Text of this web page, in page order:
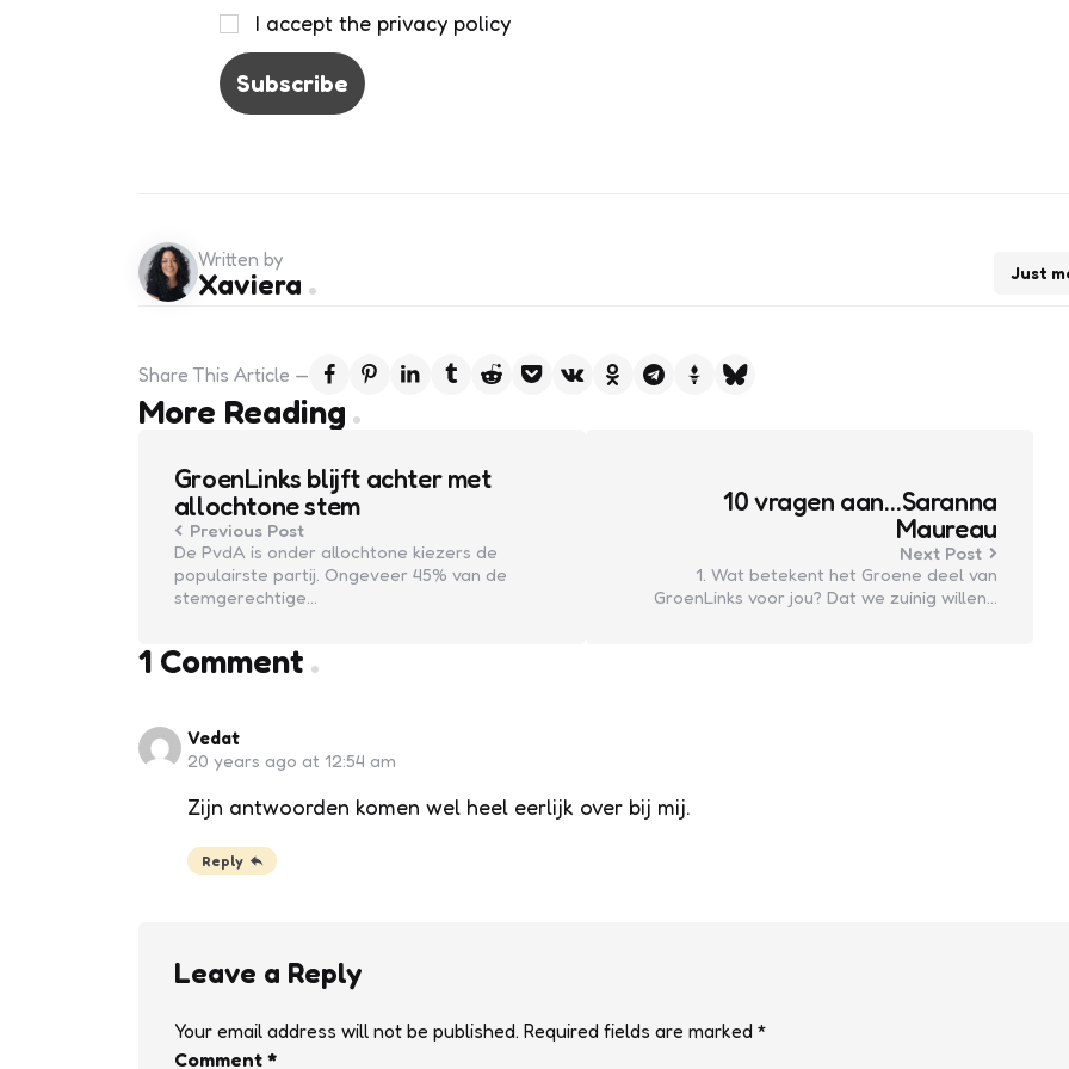
I accept the privacy policy
Just
Written by
Xaviera
Share This Article
More Reading
Post
navigation
GroenLinks blijft achter met
allochtone stem
Previous Post
De PvdA is onder allochtone kiezers de
populairste partij. Ongeveer 45% van de
stemgerechtige…
10 vragen aan…Saranna
Maureau
Next Post
1. Wat betekent het Groene deel van
GroenLinks voor jou? Dat we zuinig willen…
1 Comment
Vedat
20 years ago at 12:54 am
Zijn antwoorden komen wel heel eerlijk over bij mij.
Reply
Leave a Reply
Your email address will not be published. Required fields are marked *
Comment *